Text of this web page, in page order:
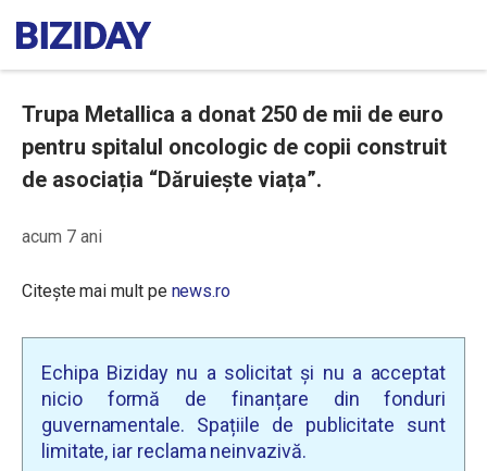
Trupa Metallica a donat 250 de mii de euro
pentru spitalul oncologic de copii construit
de asociația “Dăruiește viața”.
acum 7 ani
Citește mai mult pe news.ro
Echipa Biziday nu a solicitat și nu a acceptat
nicio formă de finanțare din fonduri
guvernamentale. Spațiile de publicitate sunt
limitate, iar reclama neinvazivă.